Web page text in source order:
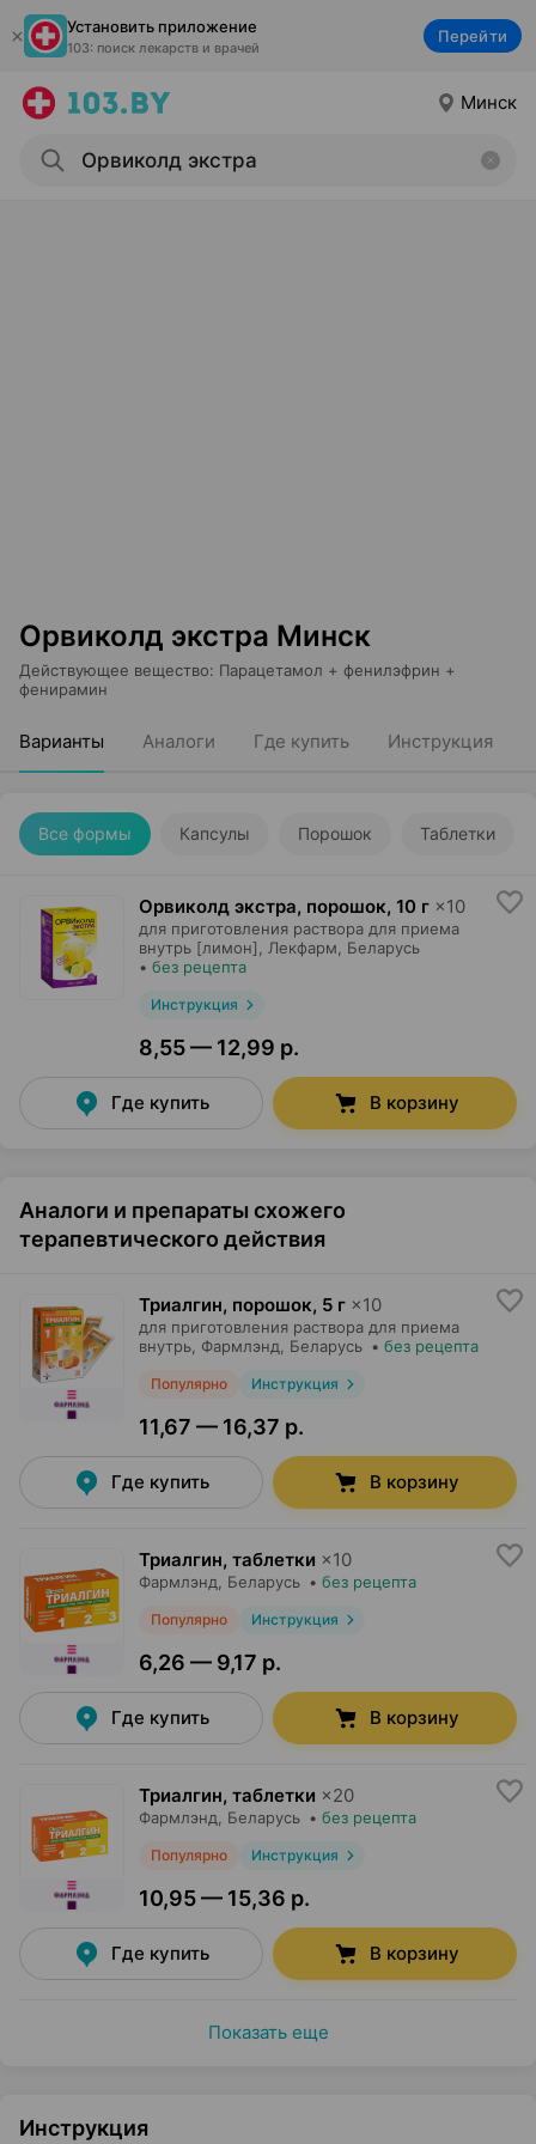
Установить приложение
103: поиск лекарств и врачей
Перейти
Минск
Орвиколд экстра Минск
Действующее вещество: Парацетамол + фенилэфрин +
фенирамин
Варианты Аналоги Где купить Инструкция
Все формы Капсулы Порошок Таблетки
Орвиколд экстра, порошок, 10 г ×10
для приготовления раствора для приема
внутрь [лимон],
Лекфарм , Беларусь
• без рецепта
Инструкция
8,55 — 12,99 р.
Где купить В корзину
Аналоги и препараты схожего
терапевтического действия
Триалгин, порошок, 5 г ×10
для приготовления раствора для приема
внутрь, Фармлэнд , Беларусь • без рецепта
Популярно Инструкция
11,67 — 16,37 р.
Где купить В корзину
Триалгин, таблетки ×10
Фармлэнд , Беларусь • без рецепта
Популярно Инструкция
6,26 — 9,17 р.
Где купить В корзину
Триалгин, таблетки ×20
Фармлэнд , Беларусь • без рецепта
Популярно Инструкция
10,95 — 15,36 р.
Где купить В корзину
Показать еще
Инструкция